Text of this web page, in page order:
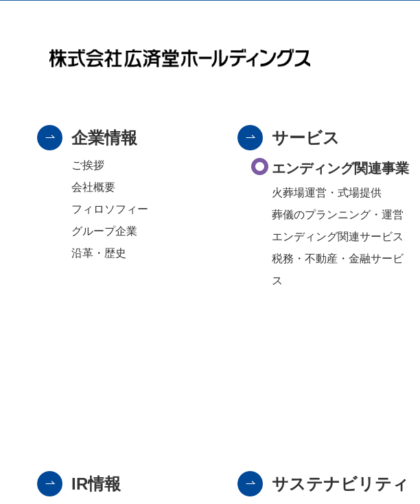
企業情報
ご挨拶
会社概要
フィロソフィー
グループ企業
沿革・歴史
サービス
エンディング関連事業
火葬場運営・式場提供
葬儀のプランニング・運営
エンディング関連サービス
税務・不動産・金融サービ
ス
IR情報 サステナビリティ